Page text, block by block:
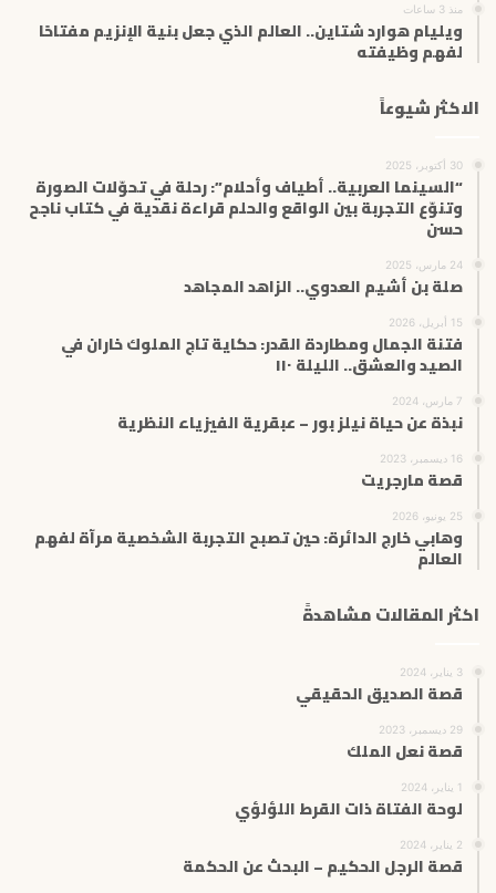
منذ 3 ساعات
ويليام هوارد شتاين.. العالم الذي جعل بنية الإنزيم مفتاحًا
لفهم وظيفته
الاكثر شيوعاً
30 أكتوبر، 2025
“السينما العربية.. أطياف وأحلام”: رحلة في تحوّلات الصورة
وتنوّع التجربة بين الواقع والحلم قراءة نقدية في كتاب ناجح
حسن
24 مارس، 2025
صلة بن أشيم العدوي.. الزاهد المجاهد
15 أبريل، 2026
فتنة الجمال ومطاردة القدر: حكاية تاج الملوك خاران في
الصيد والعشق.. الليلة ١١٠
7 مارس، 2024
نبذة عن حياة نيلز بور – عبقرية الفيزياء النظرية
16 ديسمبر، 2023
قصة مارجريت
25 يونيو، 2026
وهابي خارج الدائرة: حين تصبح التجربة الشخصية مرآة لفهم
العالم
اكثر المقالات مشاهدةً
3 يناير، 2024
قصة الصديق الحقيقي
29 ديسمبر، 2023
قصة نعل الملك
1 يناير، 2024
لوحة الفتاة ذات القرط اللؤلؤي
2 يناير، 2024
قصة الرجل الحكيم – البحث عن الحكمة